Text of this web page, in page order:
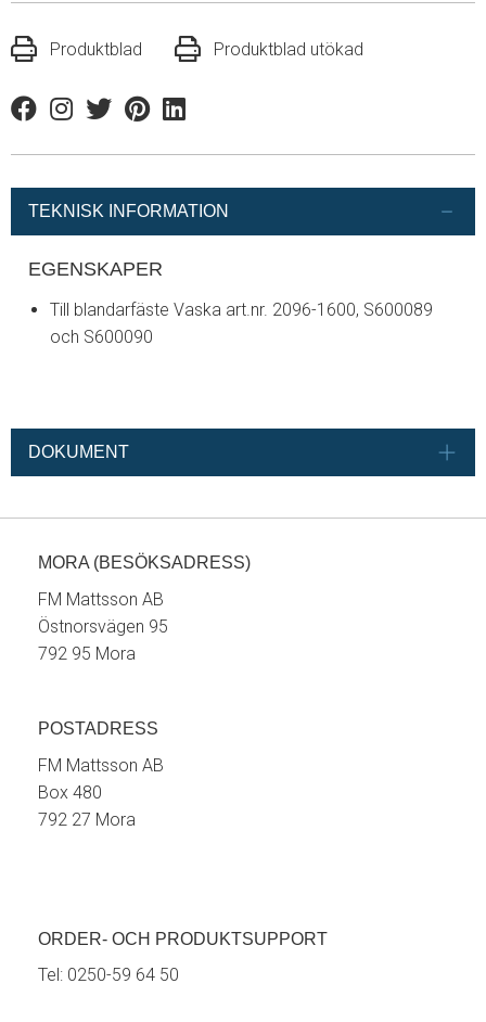
Produktblad Produktblad utökad
FacebookInstagram
TwitterPinterestLinkedin
TEKNISK INFORMATION
EGENSKAPER
Till blandarfäste Vaska art.nr. 2096-1600, S600089
och S600090
DOKUMENT
MORA (BESÖKSADRESS)
FM Mattsson AB
Östnorsvägen 95
792 95 Mora
POSTADRESS
FM Mattsson AB
Box 480
792 27 Mora
ORDER- OCH PRODUKTSUPPORT
Tel: 0250-59 64 50